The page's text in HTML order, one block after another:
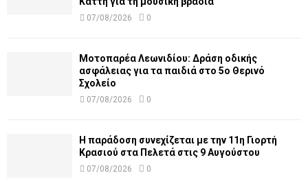
07/08/2026 0
Μοτοπαρέα Λεωνιδίου: Δράση οδικής
ασφάλειας για τα παιδιά στο 5ο Θερινό
Σχολείο
07/08/2026 0
Η παράδοση συνεχίζεται με την 11η Γιορτή
Κρασιού στα Πελετά στις 9 Αυγούστου
07/08/2026 0